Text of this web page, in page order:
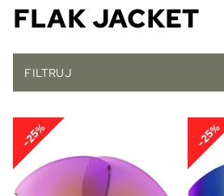
FLAK JACKET
FILTRUJ
-25% -25%